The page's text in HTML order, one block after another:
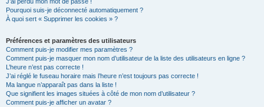
Pourquoi suis-je déconnecté automatiquement ?
À quoi sert « Supprimer les cookies » ?
Préférences et paramètres des utilisateurs
Comment puis-je modifier mes paramètres ?
Comment puis-je masquer mon nom d’utilisateur de la liste des utilisateurs en ligne ?
L’heure n’est pas correcte !
J’ai réglé le fuseau horaire mais l’heure n’est toujours pas correcte !
Ma langue n’apparaît pas dans la liste !
Que signifient les images situées à côté de mon nom d’utilisateur ?
Comment puis-je afficher un avatar ?